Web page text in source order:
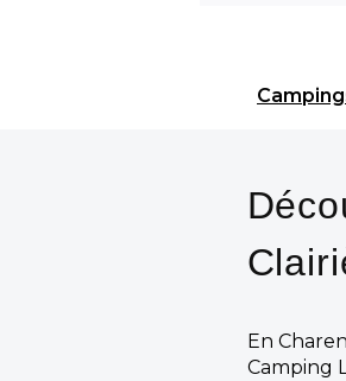
En
Camping